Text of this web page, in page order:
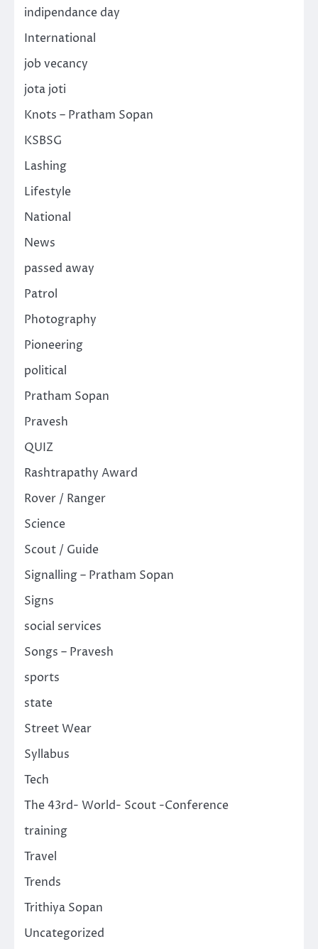
indipendance day
International
job vecancy
jota joti
Knots – Pratham Sopan
KSBSG
Lashing
Lifestyle
National
News
passed away
Patrol
Photography
Pioneering
political
Pratham Sopan
Pravesh
QUIZ
Rashtrapathy Award
Rover / Ranger
Science
Scout / Guide
Signalling – Pratham Sopan
Signs
social services
Songs – Pravesh
sports
state
Street Wear
Syllabus
Tech
The 43rd- World- Scout -Conference
training
Travel
Trends
Trithiya Sopan
Uncategorized